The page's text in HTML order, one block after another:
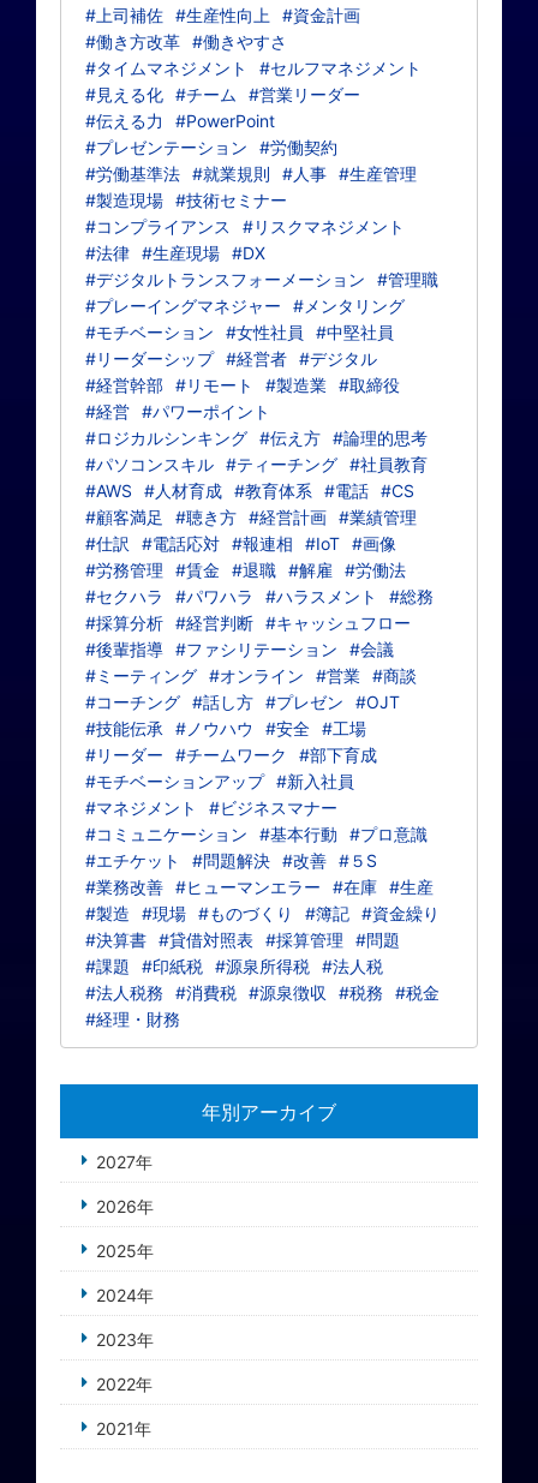
#上司補佐 #生産性向上
#資金計画
#働き方改革 #働きやすさ
#タイムマネジメント
#セルフマネジメント
#見える化 #チーム
#営業リーダー
#伝える力
#PowerPoint
#プレゼンテーション
#労働契約
#労働基準法 #就業規則 #人事 #生産管理
#製造現場 #技術セミナー
#コンプライアンス
#リスクマネジメント
#法律 #生産現場 #DX
#デジタルトランスフォーメーション
#管理職
#プレーイングマネジャー
#メンタリング
#モチベーション
#女性社員
#中堅社員
#リーダーシップ #経営者 #デジタル
#経営幹部 #リモート #製造業 #取締役
#経営 #パワーポイント
#ロジカルシンキング #伝え方 #論理的思考
#パソコンスキル #ティーチング #社員教育
#AWS
#人材育成 #教育体系 #電話 #CS
#顧客満足
#聴き方 #経営計画 #業績管理
#仕訳
#電話応対 #報連相 #IoT #画像
#労務管理
#賃金 #退職 #解雇
#労働法
#セクハラ
#パワハラ #ハラスメント
#総務
#採算分析 #経営判断 #キャッシュフロー
#後輩指導 #ファシリテーション
#会議
#ミーティング #オンライン #営業 #商談
#コーチング #話し方 #プレゼン
#OJT
#技能伝承
#ノウハウ #安全 #工場
#リーダー
#チームワーク
#部下育成
#モチベーションアップ #新入社員
#マネジメント
#ビジネスマナー
#コミュニケーション
#基本行動
#プロ意識
#エチケット
#問題解決 #改善 #５S
#業務改善 #ヒューマンエラー #在庫 #生産
#製造
#現場 #ものづくり #簿記 #資金繰り
#決算書 #貸借対照表 #採算管理
#問題
#課題
#印紙税 #源泉所得税 #法人税
#法人税務
#消費税 #源泉徴収 #税務
#税金
#経理・財務
年別アーカイブ
2027年
2026年
2025年
2024年
2023年
2022年
2021年